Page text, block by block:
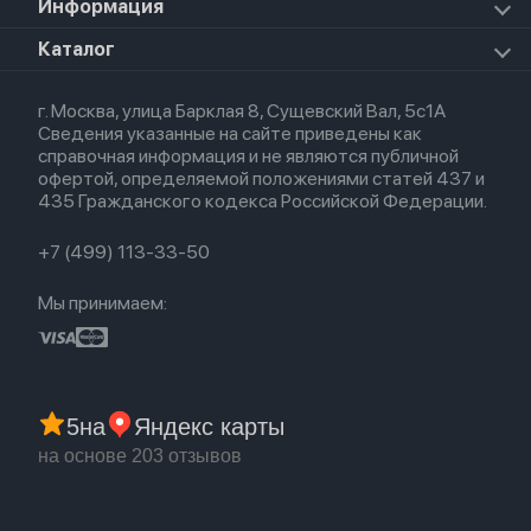
Apple Watch Ultra 3
Apple Watch Ultra
Airpods Pro 2
Airpods Max
Airpods 2
Airpods (1-е)
HomePod mini
AirTag
Для AirPods
Для iPhone
Для Apple Watch
Информация
О магазине
Политика конфиденциальности
Оплата и доставка
Партнерская программа
Гарантия
Обмен и возврат
Trade-in
Каталог
Новые поступления
Популярное
Акции
г. Москва, улица Барклая 8, Сущевский Вал, 5с1А
Сведения указанные на сайте приведены как
справочная информация и не являются публичной
офертой, определяемой положениями статей 437 и
435 Гражданского кодекса Российской Федерации.
+7 (499) 113-33-50
Мы принимаем:
5на Яндекс карты
на основе 203 отзывов